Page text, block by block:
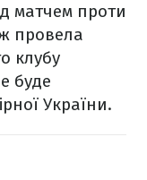
матчем проти
провела
клубу
буде
України.